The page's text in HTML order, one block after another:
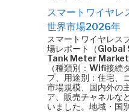
スマートワイヤレ
世界市場2026年
スマートワイヤレス
場レポート（
Tank Meter Market
（種類別：Wifi接続
プ、用途別：住宅、
市場規模、国内外の
ア、販売チャネルな
いました。地域・国